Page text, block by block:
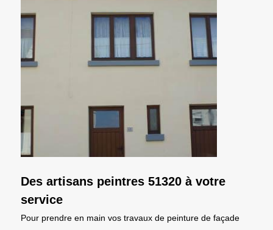
Des artisans peintres 51320 à votre
service
Pour prendre en main vos travaux de peinture de façade